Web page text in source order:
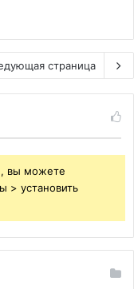
страница
вы можете
> установить